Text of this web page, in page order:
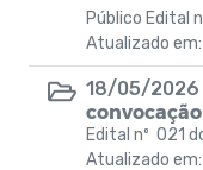
Público Edital
Atualizado
18/05/2026
convocação
Edital nº 021
Atualizado